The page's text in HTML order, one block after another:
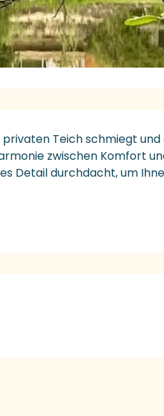
Teich schmiegt
zwischen Komfort
Detail durchdacht, um